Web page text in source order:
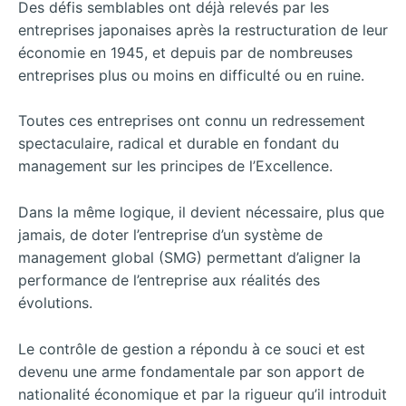
Des défis semblables ont déjà relevés par les
entreprises japonaises après la restructuration de leur
économie en 1945, et depuis par de nombreuses
entreprises plus ou moins en difficulté ou en ruine.
Toutes ces entreprises ont connu un redressement
spectaculaire, radical et durable en fondant du
management sur les principes de l’Excellence.
Dans la même logique, il devient nécessaire, plus que
jamais, de doter l’entreprise d’un système de
management global (SMG) permettant d’aligner la
performance de l’entreprise aux réalités des
évolutions.
Le contrôle de gestion a répondu à ce souci et est
devenu une arme fondamentale par son apport de
nationalité économique et par la rigueur qu’il introduit